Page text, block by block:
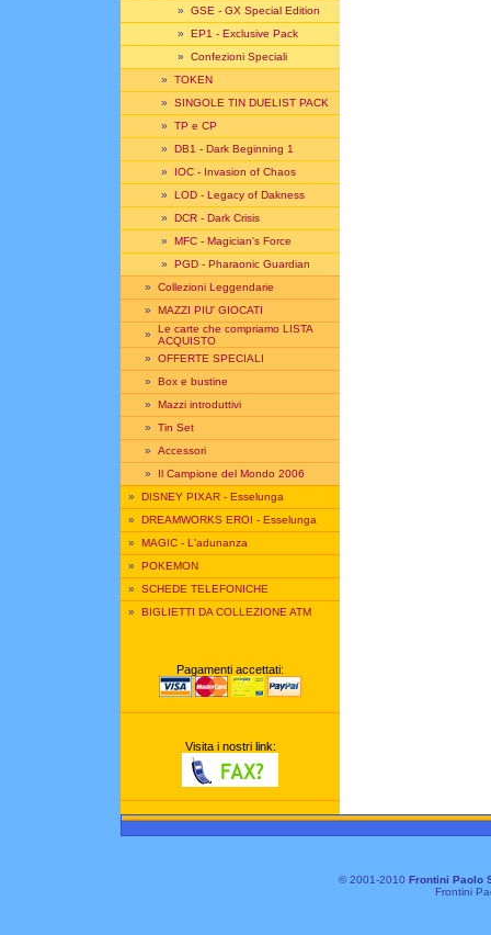
» GSE - GX Special Edition
» EP1 - Exclusive Pack
» Confezioni Speciali
» TOKEN
» SINGOLE TIN DUELIST PACK
» TP e CP
» DB1 - Dark Beginning 1
» IOC - Invasion of Chaos
» LOD - Legacy of Dakness
» DCR - Dark Crisis
» MFC - Magician's Force
» PGD - Pharaonic Guardian
» Collezioni Leggendarie
» MAZZI PIU' GIOCATI
» Le carte che compriamo LISTA
ACQUISTO
» OFFERTE SPECIALI
» Box e bustine
» Mazzi introduttivi
» Tin Set
» Accessori
» Il Campione del Mondo 2006
» DISNEY PIXAR - Esselunga
» DREAMWORKS EROI - Esselunga
» MAGIC - L'adunanza
» POKEMON
» SCHEDE TELEFONICHE
» BIGLIETTI DA COLLEZIONE ATM
Pagamenti accettati:
Visita i nostri link:
© 2001-2010 Frontini Paolo
Frontini